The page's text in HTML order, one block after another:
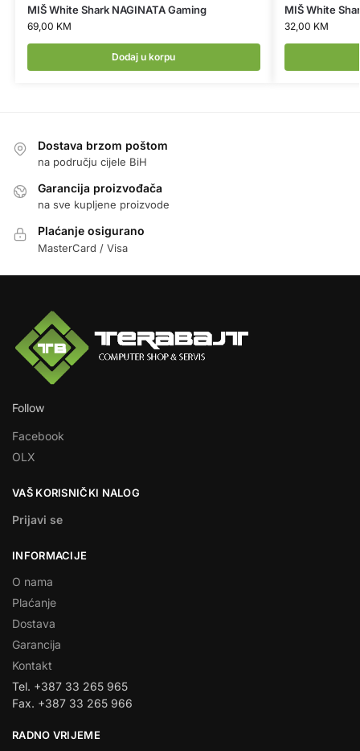
MIŠ White Shark NAGINATA Gaming
69,00 KM
Dodaj u korpu
MIŠ White
32,00 KM
Dostava brzom poštom
na području cijele BiH
Garancija proizvođača
na sve kupljene proizvode
Plaćanje osigurano
MasterCard / Visa
Follow
Facebook
OLX
VAŠ KORISNIČKI NALOG
Prijavi se
INFORMACIJE
O nama
Plaćanje
Dostava
Garancija
Kontakt
Tel. +387 33 265 965
Fax. +387 33 265 966
RADNO VRIJEME